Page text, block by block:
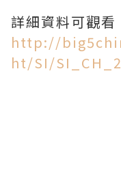
詳細資料可觀看
http://
ht/SI/